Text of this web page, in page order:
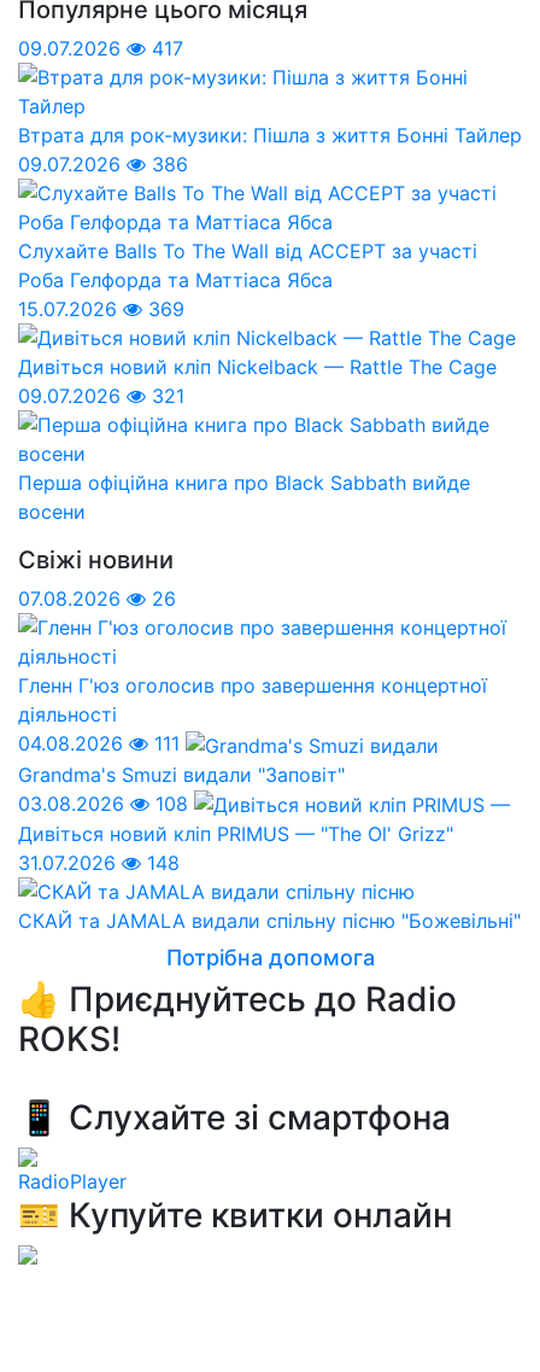
Популярне цього місяця
09.07.2026 417
Втрата для рок-музики: Пішла з життя Бонні Тайлер
09.07.2026
386
Слухайте Balls To The Wall від ACCEPT за участі
Роба Гелфорда та Маттіаса Ябса
15.07.2026
369
Дивіться новий кліп Nickelback — Rattle The Cage
09.07.2026
321
Перша офіційна книга про Black Sabbath вийде
восени
Свіжі новини
07.08.2026 26
Гленн Г'юз оголосив про завершення концертної
діяльності
04.08.2026
111
Grandma's Smuzi видали "Заповіт"
03.08.2026
108
Дивіться новий кліп PRIMUS — "The Ol' Grizz"
31.07.2026
148
СКАЙ та JAMALA видали спільну пісню "Божевільні"
Потрібна допомога
👍 Приєднуйтесь до Radio
ROKS!
📱 Слухайте зі смартфона
RadioPlayer
🎫 Купуйте квитки онлайн